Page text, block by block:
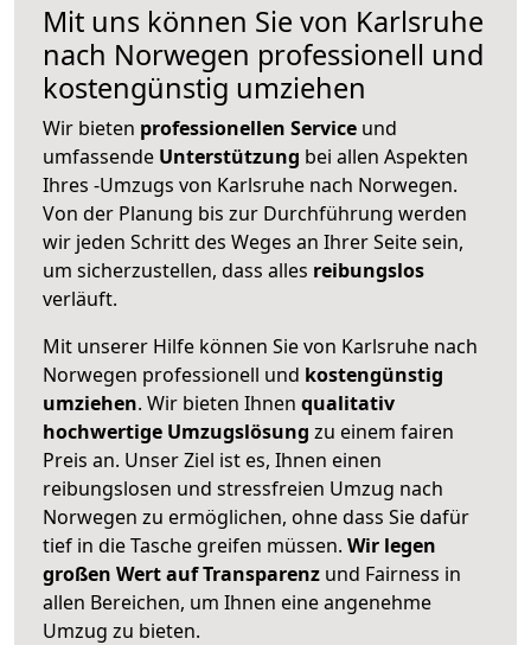
Mit uns können Sie von Karlsruhe
nach Norwegen professionell und
kostengünstig umziehen
Wir bieten professionellen Service und
umfassende Unterstützung bei allen Aspekten
Ihres -Umzugs von Karlsruhe nach Norwegen.
Von der Planung bis zur Durchführung werden
wir jeden Schritt des Weges an Ihrer Seite sein,
um sicherzustellen, dass alles reibungslos
verläuft.
Mit unserer Hilfe können Sie von Karlsruhe nach
Norwegen professionell und kostengünstig
umziehen. Wir bieten Ihnen qualitativ
hochwertige Umzugslösung zu einem fairen
Preis an. Unser Ziel ist es, Ihnen einen
reibungslosen und stressfreien Umzug nach
Norwegen zu ermöglichen, ohne dass Sie dafür
tief in die Tasche greifen müssen. Wir legen
großen Wert auf Transparenz und Fairness in
allen Bereichen, um Ihnen eine angenehme
Umzug zu bieten.